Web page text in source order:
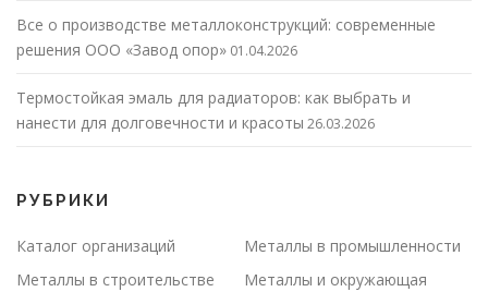
Все о производстве металлоконструкций: современные
решения ООО «Завод опор» 01.04.2026
Термостойкая эмаль для радиаторов: как выбрать и
нанести для долговечности и красоты 26.03.2026
РУБРИКИ
Каталог организаций
Металлы в промышленности
Металлы в строительстве
Металлы и окружающая